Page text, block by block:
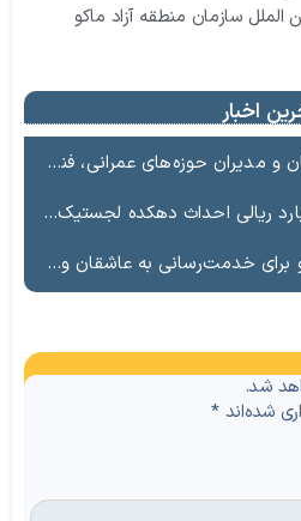
الملل سازمان منطقه آزاد ماکو
اخبار
محیط‌زیست، خدمات شهری و لجستیک ۱۸ منطقه آزاد در سال ۱۴۰۵ برگزار شد
به عاشقان ولایت در آیین وداع و تشییع قائد امت
شد.
شده‌اند*